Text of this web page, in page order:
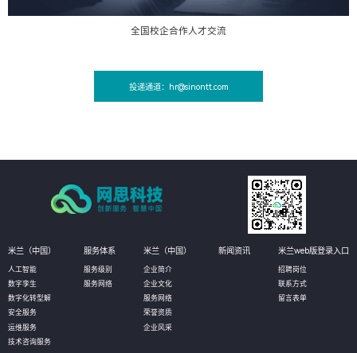
全国校企合作人才交流
投递通道：hr@sinontt.com
米兰（中国）
人工智能
数字孪生
数字化转型解
安全服务
运维服务
技术咨询服务
服务体系
服务级别
服务网络
米兰（中国）
企业简介
企业文化
服务网络
荣誉资质
企业风采
新闻资讯 米兰web版登录入口
招聘岗位
联系方式
留言表单